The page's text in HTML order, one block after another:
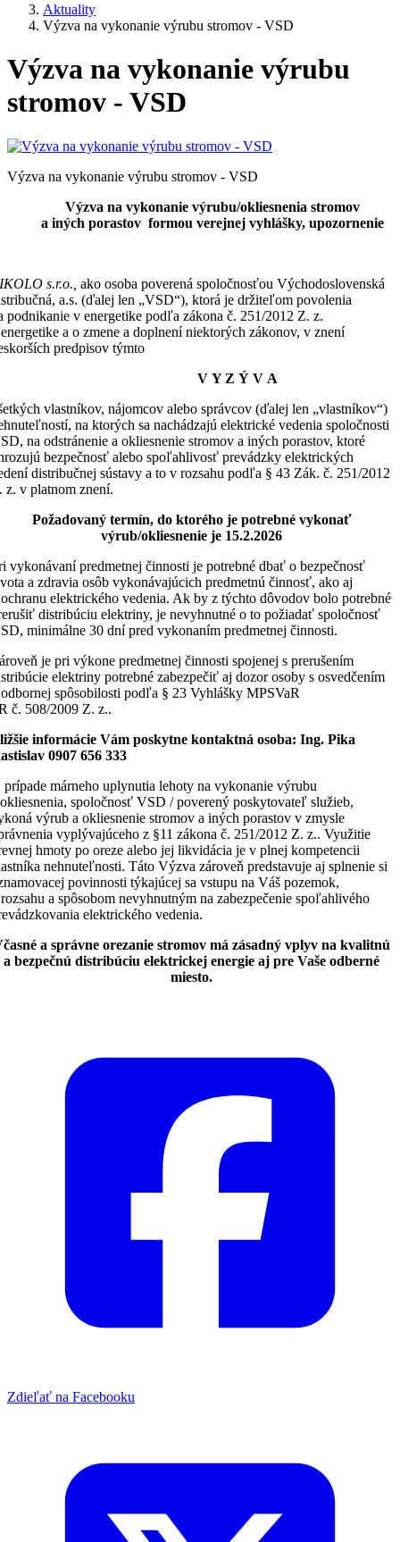
Aktuality
Výzva na vykonanie výrubu stromov - VSD
Výzva na vykonanie výrubu
stromov - VSD
Výzva na vykonanie výrubu stromov - VSD
Výzva na vykonanie výrubu/okliesnenia stromov
a iných porastov formou verejnej vyhlášky, upozornenie
s.r.o., ako osoba poverená spoločnosťou Východoslovenská
a.s. (ďalej len „VSD“), ktorá je držiteľom povolenia
podnikanie v energetike podľa zákona č. 251/2012 Z. z.
a o zmene a doplnení niektorých zákonov, v znení
predpisov týmto
V Y Z Ý V A
vlastníkov, nájomcov alebo správcov (ďalej len „vlastníkov“)
na ktorých sa nachádzajú elektrické vedenia spoločnosti
na odstránenie a okliesnenie stromov a iných porastov, ktoré
bezpečnosť alebo spoľahlivosť prevádzky elektrických
distribučnej sústavy a to v rozsahu podľa § 43 Zák. č. 251/2012
z. v platnom znení.
Požadovaný termín, do ktorého je potrebné vykonať
výrub/okliesnenie je 15.2.2026
vykonávaní predmetnej činnosti je potrebné dbať o bezpečnosť
a zdravia osôb vykonávajúcich predmetnú činnosť, ako aj
elektrického vedenia. Ak by z týchto dôvodov bolo potrebné
distribúciu elektriny, je nevyhnutné o to požiadať spoločnosť
minimálne 30 dní pred vykonaním predmetnej činnosti.
je pri výkone predmetnej činnosti spojenej s prerušením
elektriny potrebné zabezpečiť aj dozor osoby s osvedčením
spôsobilosti podľa § 23 Vyhlášky MPSVaR
č. 508/2009 Z. z..
informácie Vám poskytne kontaktná osoba:Ing. Pika
0907 656 333
prípade márneho uplynutia lehoty na vykonanie výrubu
spoločnosť VSD / poverený poskytovateľ služieb,
výrub a okliesnenie stromov a iných porastov v zmysle
vyplývajúceho z §11 zákona č. 251/2012 Z. z.. Využitie
hmoty po oreze alebo jej likvidácia je v plnej kompetencii
nehnuteľnosti. Táto Výzva zároveň predstavuje aj splnenie si
povinnosti týkajúcej sa vstupu na Váš pozemok,
a spôsobom nevyhnutným na zabezpečenie spoľahlivého
elektrického vedenia.
a správne orezanie stromov má zásadný vplyv na kvalitnú
a bezpečnú distribúciu elektrickej energie aj pre Vaše odberné
miesto.
Zdieľať na Facebooku